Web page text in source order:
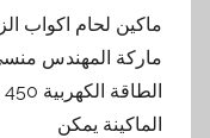
الماكينة يمكن